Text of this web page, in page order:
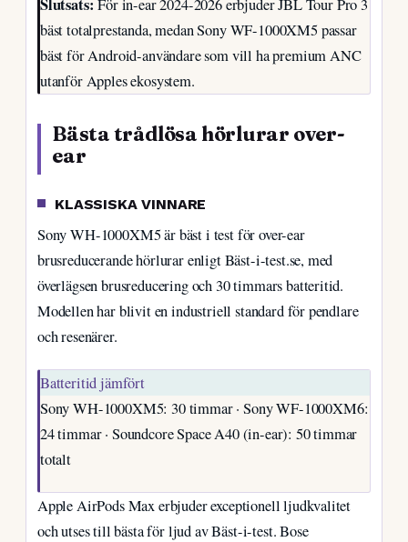
Slutsats: För in-ear 2024-2026 erbjuder JBL Tour Pro 3
bäst totalprestanda, medan Sony WF-1000XM5 passar
bäst för Android-användare som vill ha premium ANC
utanför Apples ekosystem.
Bästa trådlösa hörlurar over-
ear
KLASSISKA VINNARE
Sony WH-1000XM5 är bäst i test för over-ear
brusreducerande hörlurar enligt Bäst-i-test.se, med
överlägsen brusreducering och 30 timmars batteritid.
Modellen har blivit en industriell standard för pendlare
och resenärer.
Batteritid jämfört
Sony WH-1000XM5: 30 timmar · Sony WF-1000XM6:
24 timmar · Soundcore Space A40 (in-ear): 50 timmar
totalt
Apple AirPods Max erbjuder exceptionell ljudkvalitet
och utses till bästa för ljud av Bäst-i-test. Bose